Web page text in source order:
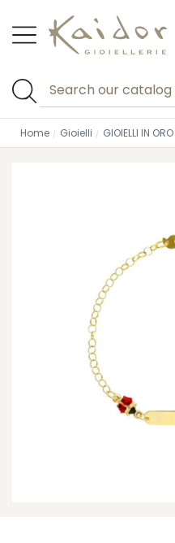
Home Gioielli GIOIELLI IN ORO